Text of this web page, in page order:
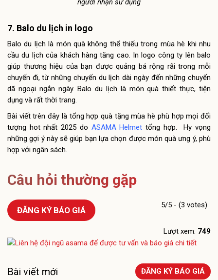
người nhận sử dụng
7. Balo du lịch in logo
Balo du lịch là món quà không thể thiếu trong mùa hè khi nhu
cầu du lịch của khách hàng tăng cao. In logo công ty lên balo
giúp thương hiệu của bạn được quảng bá rộng rãi trong mỗi
chuyến đi, từ những chuyến du lịch dài ngày đến những chuyến
dã ngoại ngắn ngày. Balo du lịch là món quà thiết thực, tiện
dụng và rất thời trang.
Bài viết trên đây là tổng hợp quà tặng mùa hè phù hợp mọi đối
tượng hot nhất 2025 do ASAMA Helmet tổng hợp. Hy vọng
những gợi ý này sẽ giúp bạn lựa chọn được món quà ưng ý, phù
hợp với ngân sách.
Câu hỏi thường gặp
5/5 - (3 votes)
ĐĂNG KÝ BÁO GIÁ
Lượt xem: 749
Bài viết mới ĐĂNG KÝ BÁO GIÁ